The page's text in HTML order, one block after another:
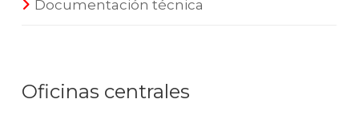
Documentación técnica
Oficinas centrales